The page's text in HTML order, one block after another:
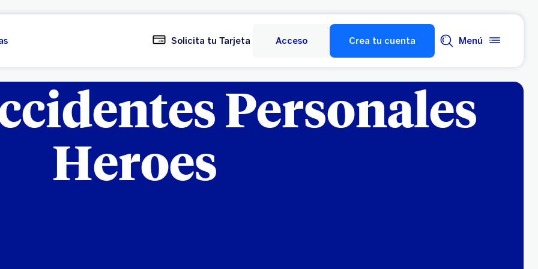
Solicita tu Tarjeta Acceso Crea tu cuenta Menú
Personales
Heroes